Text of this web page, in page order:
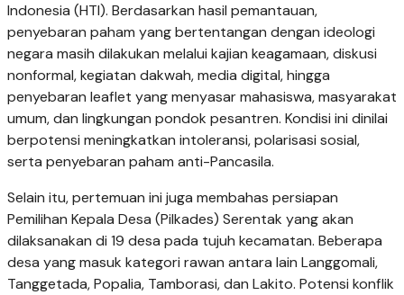
Indonesia (HTI). Berdasarkan hasil pemantauan,
penyebaran paham yang bertentangan dengan ideologi
negara masih dilakukan melalui kajian keagamaan, diskusi
nonformal, kegiatan dakwah, media digital, hingga
penyebaran leaflet yang menyasar mahasiswa, masyarakat
umum, dan lingkungan pondok pesantren. Kondisi ini dinilai
berpotensi meningkatkan intoleransi, polarisasi sosial,
serta penyebaran paham anti-Pancasila.
Selain itu, pertemuan ini juga membahas persiapan
Pemilihan Kepala Desa (Pilkades) Serentak yang akan
dilaksanakan di 19 desa pada tujuh kecamatan. Beberapa
desa yang masuk kategori rawan antara lain Langgomali,
Tanggetada, Popalia, Tamborasi, dan Lakito. Potensi konflik